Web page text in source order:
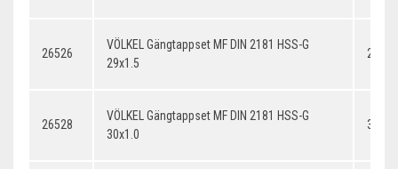
26526
VÖLKEL Gängtappset MF DIN 2181 HSS-G
29x1.5
26528
VÖLKEL Gängtappset MF DIN 2181 HSS-G
30x1.0